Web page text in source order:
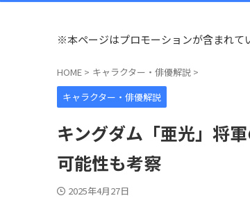
※本ページはプロモーションが含まれて
HOME > キャラクター・俳優解説 >
キャラクター・俳優解説
キングダム「亜光」将
可能性も考察
2025年4月27日